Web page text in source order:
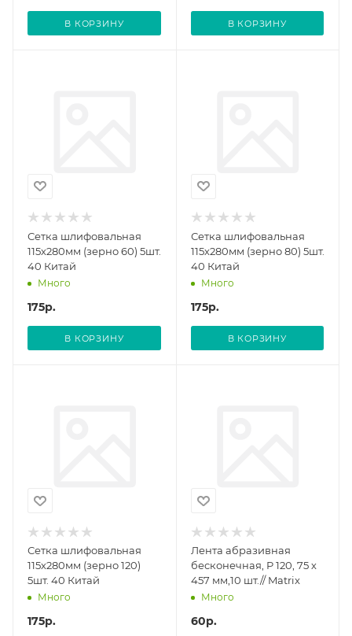
В КОРЗИНУ В КОРЗИНУ
Сетка шлифовальная
115х280мм (зерно 60) 5шт.
40 Китай
Много
175р.
В КОРЗИНУ
Сетка шлифовальная
115х280мм (зерно 80) 5шт.
40 Китай
Много
175р.
В КОРЗИНУ
Сетка шлифовальная
115х280мм (зерно 120)
5шт. 40 Китай
Много
175р.
Лента абразивная
бесконечная, P 120, 75 х
457 мм,10 шт.// Matrix
Много
60р.